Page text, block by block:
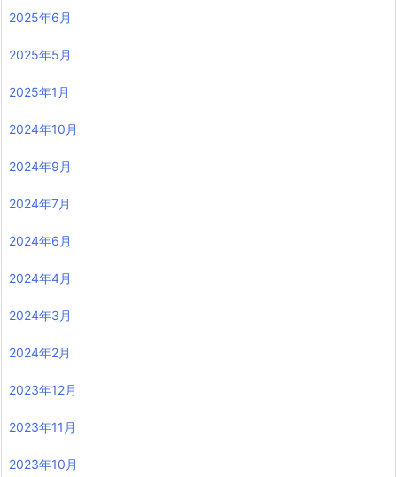
2025年6月
2025年5月
2025年1月
2024年10月
2024年9月
2024年7月
2024年6月
2024年4月
2024年3月
2024年2月
2023年12月
2023年11月
2023年10月